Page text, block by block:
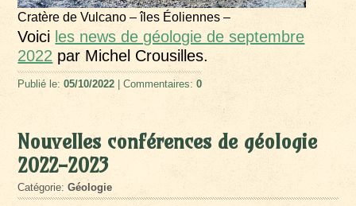
Cratère de Vulcano – îles Éoliennes –
Voici les news de géologie de septembre
2022 par Michel Crousilles.
Publié le:05/10/2022 | Commentaires:0
Nouvelles conférences de géologie
2022-2023
Catégorie:Géologie